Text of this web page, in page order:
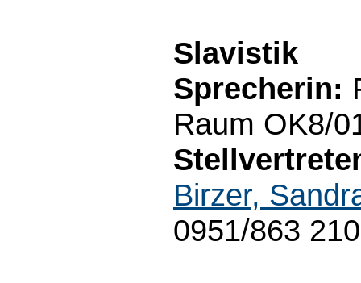
Slavistik
Sprecherin:
Raum OK8/
Birzer,
0951/863